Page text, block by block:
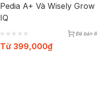
Pedia A+ Và Wisely Grow
IQ
Đã bán 6
Từ 399,000₫